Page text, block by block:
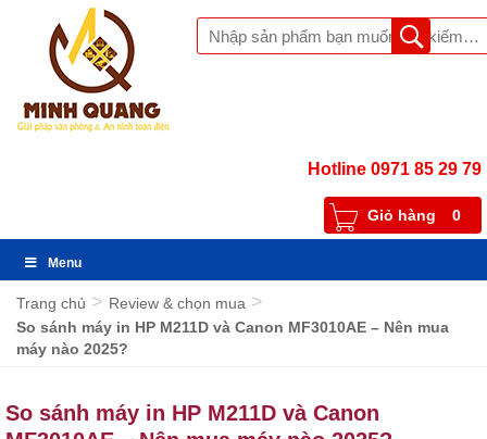
Hotline 0971 85 29 79
Giỏ hàng 0
Menu
Trang chủ > Review & chọn mua >
So sánh máy in HP M211D và Canon MF3010AE – Nên mua
máy nào 2025?
So sánh máy in HP M211D và Canon